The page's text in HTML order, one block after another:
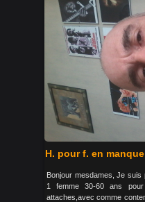
H. pour f. en
Bonjour mesdames, Je
1 femme 30-60 ans
attaches,avec comme